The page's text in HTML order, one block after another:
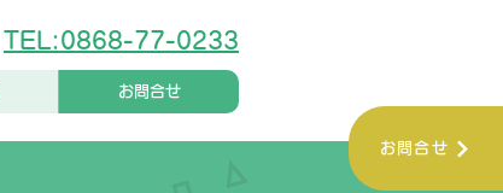
お問合せ
TEL:0868-77-0233
お問合せ